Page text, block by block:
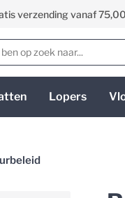
verzending vanaf 75,00
Lopers